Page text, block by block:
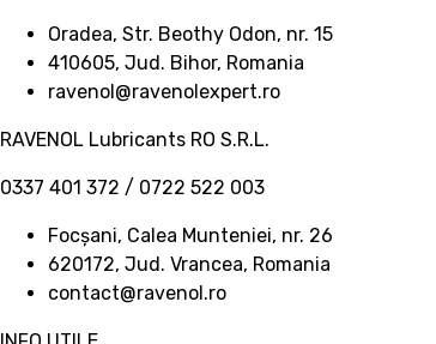
Oradea, Str. Beothy Odon, nr. 15
410605, Jud. Bihor, Romania
ravenol@ravenolexpert.ro
RAVENOL Lubricants RO S.R.L.
0337 401 372 / 0722 522 003
Focșani, Calea Munteniei, nr. 26
620172, Jud. Vrancea, Romania
contact@ravenol.ro